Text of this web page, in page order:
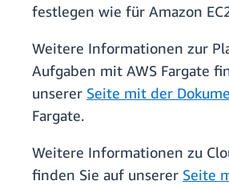
festlegen wie für Amazon
Weitere Informationen zur
Aufgaben mit AWS Fargate
unserer Seite mit der
Fargate.
Weitere Informationen zu
finden Sie auf unserer Seite